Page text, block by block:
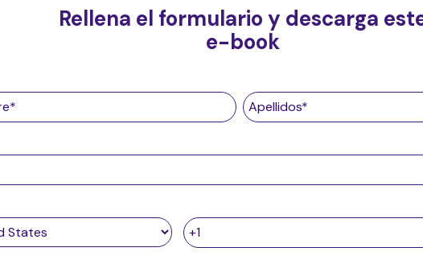
Rellena el formulario y descarga
e-book